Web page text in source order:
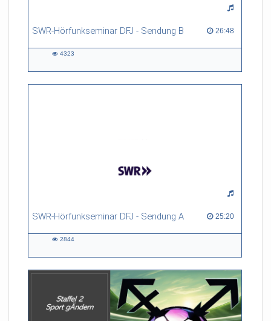
SWR-Hörfunkseminar DFJ - Sendung B 26:48
26:48 duration
4323
SWR-Hörfunkseminar DFJ - Sendung A 25:20
25:20 duration
2844